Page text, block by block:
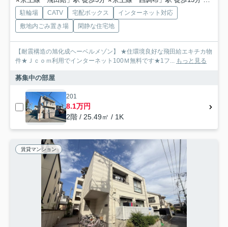
駐輪場 CATV 宅配ボックス
インターネット対応
敷地内ごみ置き場
閑静な住宅地
【耐震構造の旭化成ヘーベルメゾン】 ★住環境良好な飛田給エキチカ物
件★Ｊｃｏｍ利用でインターネット100Ｍ無料です★1フ... もっと見る
募集中の部屋
201
8.1万円
2階 / 25.49㎡ / 1K
賃貸マンション